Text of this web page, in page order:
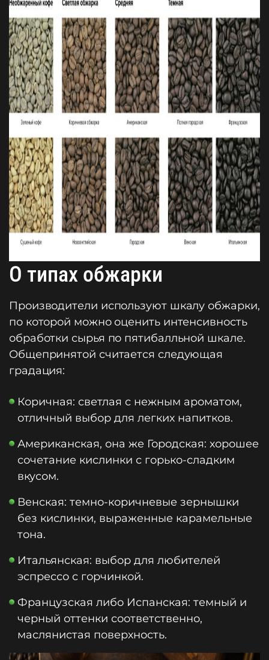
О типах обжарки
Производители используют шкалу обжарки,
по которой можно оценить интенсивность
обработки сырья по пятибалльной шкале.
Общепринятой считается следующая
градация:
Коричная: светлая с нежным ароматом,
отличный выбор для легких напитков.
Американская, она же Городская: хорошее
сочетание кислинки с горько-сладким
вкусом.
Венская: темно-коричневые зернышки
без кислинки, выраженные карамельные
тона.
Итальянская: выбор для любителей
эспрессо с горчинкой.
Французская либо Испанская: темный и
черный оттенки соответственно,
маслянистая поверхность.